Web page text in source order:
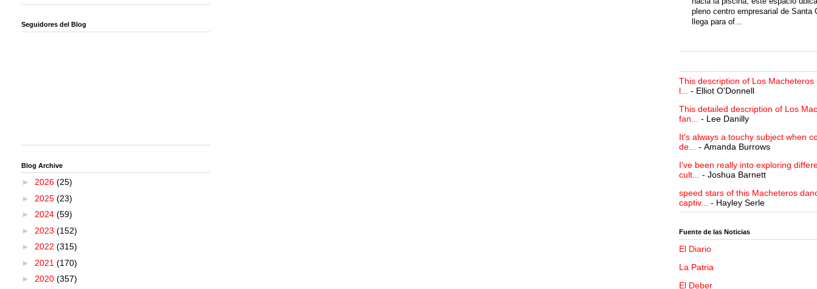
Seguidores del Blog
Blog Archive
► 2026 (25)
► 2025 (23)
► 2024 (59)
► 2023 (152)
► 2022 (315)
► 2021 (170)
► 2020 (357)
pleno centro empresarial de Santa
llega para of...
This description of Los Macheteros
l...
- Elliot O'Donnell
This detailed description of Los
fan...
- Lee Danilly
It's always a touchy subject when
de...
- Amanda Burrows
I've been really into exploring
cult...
- Joshua Barnett
speed stars of this Macheteros
captiv...
- Hayley Serle
Fuente de las Noticias
El Diario
La Patria
El Deber